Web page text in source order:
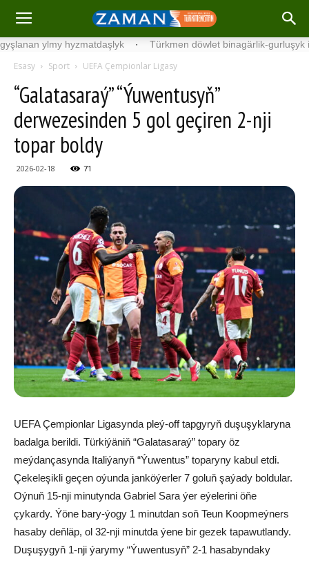
hyzmatdaşlyk · Türkmen döwlet binagärlik-gurluşyk
Esasy Sport UEFA Çempionlar Ligasy
“Galatasaraý” “Ýuwentusyň”
derwezesinden 5 gol geçiren 2-nji
topar boldy
2026-02-18 71
UEFA Çempionlar Ligasynda pleý-off tapgyryň duşuşyklaryna
badalga berildi. Türkiýäniň “Galatasaraý” topary öz
meýdançasynda Italiýanyň “Ýuwentus” toparyny kabul etdi.
Çekeleşikli geçen oýunda janköýerler 7 goluň şaýady boldular.
Oýnuň 15-nji minutynda Gabriel Sara ýer eýelerini öňe
çykardy. Ýöne bary-ýogy 1 minutdan soň Teun Koopmeýners
hasaby deňläp, ol 32-nji minutda ýene bir gezek tapawutlandy.
Duşuşygyň 1-nji ýarymy “Ýuwentusyň” 2-1 hasabyndaky